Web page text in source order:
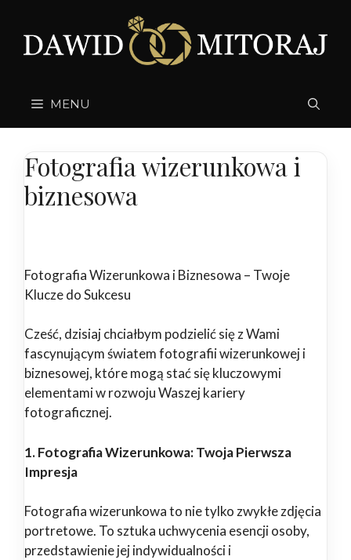
MENU
Fotografia wizerunkowa i
biznesowa
Fotografia Wizerunkowa i Biznesowa – Twoje
Klucze do Sukcesu
Cześć, dzisiaj chciałbym podzielić się z Wami
fascynującym światem fotografii wizerunkowej i
biznesowej, które mogą stać się kluczowymi
elementami w rozwoju Waszej kariery
fotograficznej.
1. Fotografia Wizerunkowa: Twoja Pierwsza
Impresja
Fotografia wizerunkowa to nie tylko zwykłe zdjęcia
portretowe. To sztuka uchwycenia esencji osoby,
przedstawienie jej indywidualności i